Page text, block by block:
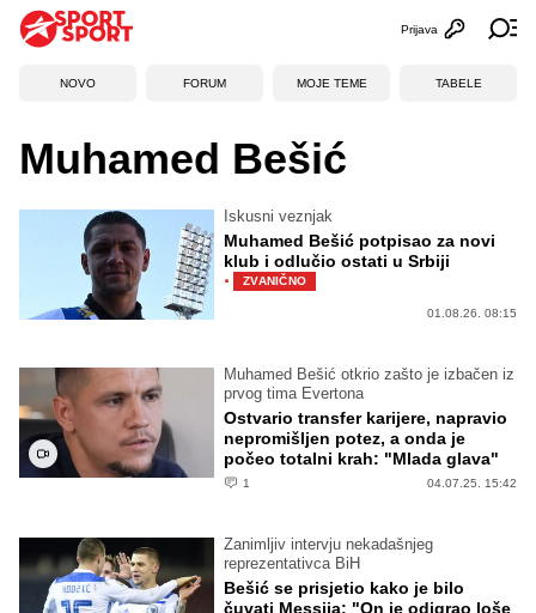
Otvori
Prijava
NOVO FORUM MOJE TEME TABELE
Muhamed Bešić
Iskusni veznjak
Muhamed Bešić potpisao za novi
klub i odlučio ostati u Srbiji
· ZVANIČNO
01.08.26. 08:15
Muhamed Bešić otkrio zašto je izbačen iz
prvog tima Evertona
Ostvario transfer karijere, napravio
nepromišljen potez, a onda je
počeo totalni krah: "Mlada glava"
1 04.07.25. 15:42
Zanimljiv intervju nekadašnjeg
reprezentativca BiH
Bešić se prisjetio kako je bilo
čuvati Messija: "On je odigrao loše